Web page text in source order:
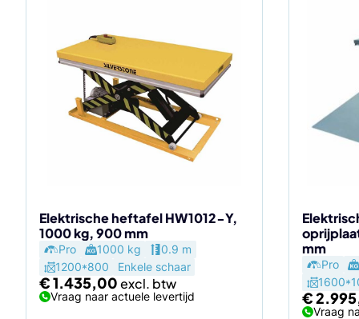
Elektrische heftafel HW1012-Y,
1000 kg, 900 mm
Pro 1000 kg
0.9 m
1200*800
Enkele schaar
€1.435,00
Vraag naar actuele levertijd
mm
Pro
€
Vraag